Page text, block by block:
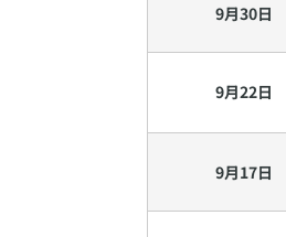
9月30日
9月22日
9月17日